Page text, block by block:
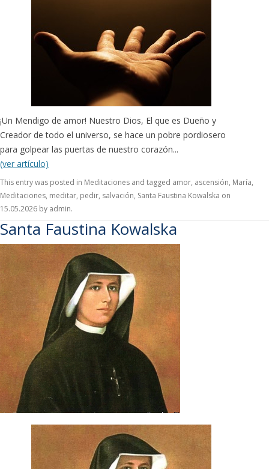
¡Un Mendigo de amor! Nuestro Dios, El que es Dueño y
Creador de todo el universo, se hace un pobre pordiosero
para golpear las puertas de nuestro corazón...
(ver artículo)
This entry was posted in Meditaciones and tagged amor, ascensión, María,
Meditaciones, meditar, pedir, salvación, Santa Faustina Kowalska on
15.05.2026 by admin.
Santa Faustina Kowalska